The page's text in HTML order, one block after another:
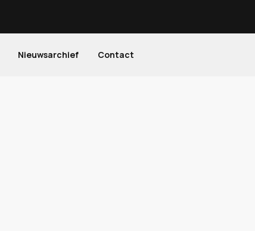
Nieuwsarchief Contact